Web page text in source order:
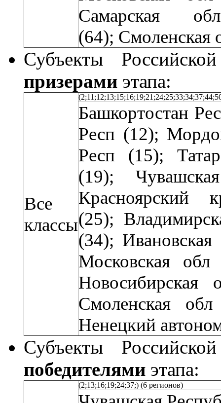
Самарская
(64); Смоленская
Субъекты
призерами этапа:
Все
классы
Башкортостан
Респ (12);
Респ (15);
(19);
Красноярский
(25);
(34);
Московская
Смоленская
Ненецкий
Субъекты
победителями этапа:
(2;13;16;19;24;37;) (6 регионов)